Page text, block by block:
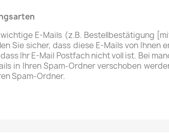
E-Mails (z.B. Bestellbestätigung
Sie sicher, dass diese E-Mails von
Ihr E-Mail Postfach nicht voll ist. Bei
in Ihren Spam-Ordner verschoben
Spam-Ordner.